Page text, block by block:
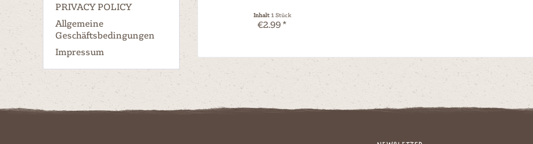
PRIVACY POLICY
Allgemeine
Geschäftsbedingungen
Impressum
Inhalt 1 Stück
€2.99 *